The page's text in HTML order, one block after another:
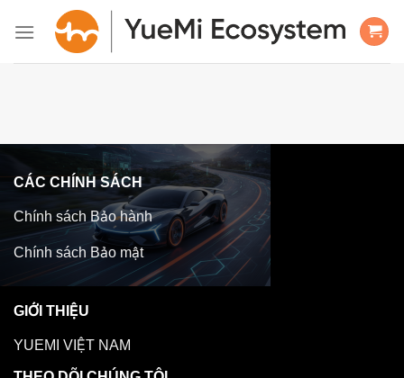
qua
CÁC CHÍNH SÁCH
Chính sách Bảo hành
Chính sách Bảo mật
GIỚI THIỆU
YUEMI VIỆT NAM